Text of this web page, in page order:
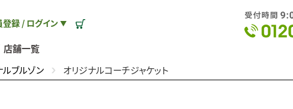
登録 / ログイン ▼
店舗一覧
ルブルゾン オリジナルコーチジャケット